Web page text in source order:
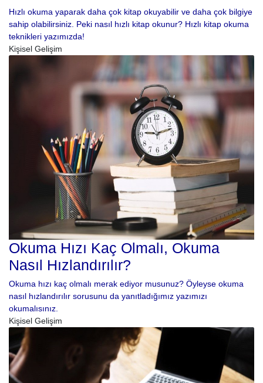
Hızlı okuma yaparak daha çok kitap okuyabilir ve daha çok bilgiye
sahip olabilirsiniz. Peki nasıl hızlı kitap okunur? Hızlı kitap okuma
teknikleri yazımızda!
Kişisel Gelişim
Okuma Hızı Kaç Olmalı, Okuma
Nasıl Hızlandırılır?
Okuma hızı kaç olmalı merak ediyor musunuz? Öyleyse okuma
nasıl hızlandırılır sorusunu da yanıtladığımız yazımızı
okumalısınız.
Kişisel Gelişim